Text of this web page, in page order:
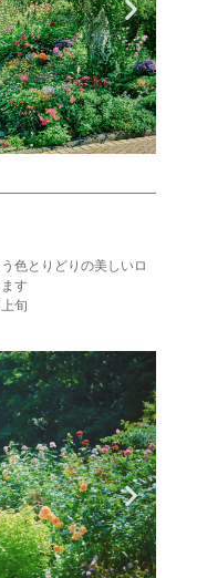
色とりどりの美しいロ
す
旬